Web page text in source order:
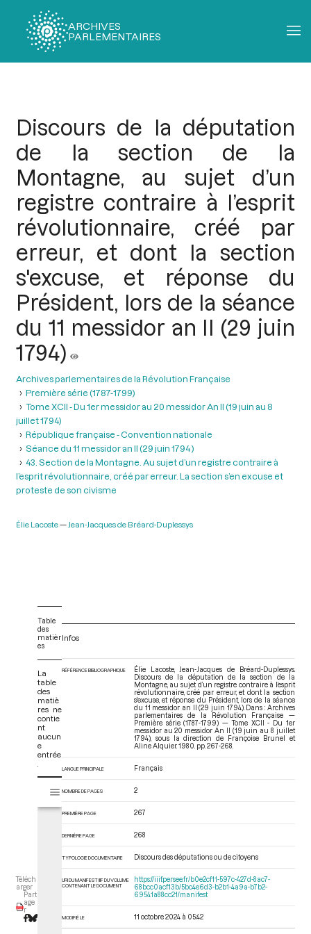
ARCHIVES
PARLEMENTAIRES
Discours de la députation
de la section de la
Montagne, au sujet d’un
registre contraire à l’esprit
révolutionnaire, créé par
erreur, et dont la section
s'excuse, et réponse du
Président, lors de la séance
du 11 messidor an II (29 juin
1794)
Archives parlementaires de la Révolution Française
Première série (1787-1799)
Tome XCII - Du 1er messidor au 20 messidor An II (19 juin au 8
juillet 1794)
République française - Convention nationale
Séance du 11 messidor an II (29 juin 1794 )
43. Section de la Montagne. Au sujet d’un registre contraire à
l’esprit révolutionnaire, créé par erreur. La section s’en excuse et
proteste de son civisme
Élie Lacoste Jean-Jacques de Bréard-Duplessys
Téléch
arger
Part
age
r
Table
des
matièr
es
La
table
des
matiè
res ne
contie
nt
aucun
e
entrée
s
r
Tome XCII - Du 1er messidor au 20 messidor An II (19 juin au 8 juillet
Infos
RÉFÉRENCE BIBLIOGRAPHIQUE
Élie Lacoste, Jean-Jacques de Bréard-Duplessys.
Discours de la députation de la section de la
Montagne, au sujet d’un registre contraire à l’esprit
révolutionnaire, créé par erreur, et dont la section
s'excuse, et réponse du Président, lors de la séance
du 11 messidor an II (29 juin 1794). Dans : Archives
parlementaires de la Révolution Française —
Première série (1787-1799) — Tome XCII - Du 1er
messidor au 20 messidor An II (19 juin au 8 juillet
1794), sous la direction de Françoise Brunel et
Aline Alquier. 1980. pp. 267-268.
LANGUE PRINCIPALE Français
NOMBRE DE PAGES 2
PREMIÈRE PAGE 267
DERNIÈRE PAGE 268
TYPOLOGIE DOCUMENTAIRE Discours des députations ou de citoyens
URI DU MANIFEST IIIF DU VOLUME
CONTENANT LE DOCUMENT
https://iiif.persee.fr/b0e2cf11-597c-427d-8ac7-
68bcc0acf13b/5bc4e6d3-b2b1-4a9a-b7b2-
69541a88cc21/manifest
MODIFIÉ LE 11 octobre 2024 à 05:42